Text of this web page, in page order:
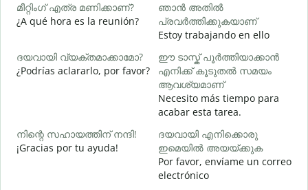
മീറ്റിംഗ് എത്ര മണിക്കാണ്?
¿A qué hora es la reunión?
ഞാൻ അതിൽ
പ്രവർത്തിക്കുകയാണ്
Estoy trabajando en ello
ദയവായി വ്യക്തമാക്കാമോ?
¿Podrías aclararlo, por favor?
ഈ ടാസ്ക് പൂർത്തിയാക്കാൻ
എനിക്ക് കൂടുതൽ സമയം
ആവശ്യമാണ്
Necesito más tiempo para
acabar esta tarea.
നിന്റെ സഹായത്തിന് നന്ദി!
¡Gracias por tu ayuda!
ദയവായി എനിക്കൊരു
ഇമെയിൽ അയയ്ക്കുക
Por favor, envíame un correo
electrónico